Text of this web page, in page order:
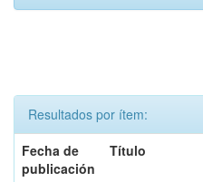
Resultados por ítem:
Fecha de
publicación
Título